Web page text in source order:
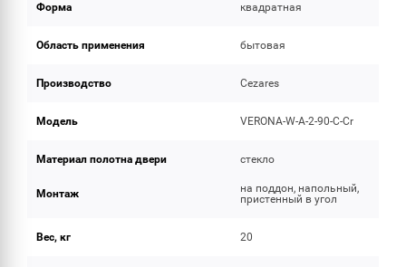
Форма квадратная
Область применения бытовая
Производство Cezares
Модель VERONA-W-A-2-90-C-Cr
Материал полотна двери стекло
Монтаж
на поддон, напольный,
пристенный в угол
Вес, кг 20